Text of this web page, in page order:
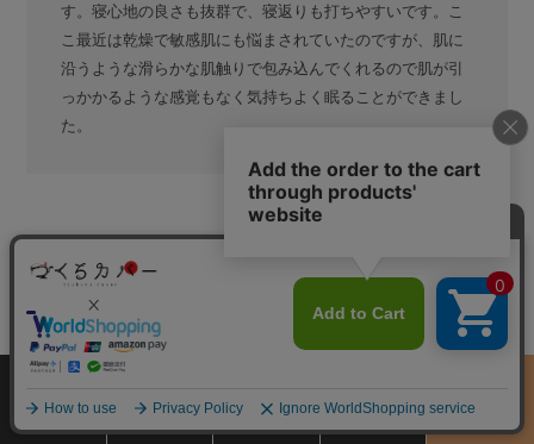
す。寝心地の良さも抜群で、寝返りも打ちやすいです。こ
こ最近は乾燥で敏感肌にも悩まされていたのですが、肌に
沿うような滑らかな肌触りで包み込んでくれるので肌が引
っかかるような感覚もなく気持ちよく眠ることができまし
た。
染め、織り、加工すべて日本で
MADE IN JAPAN
商品をさがす
サイズ
お買物ガイド カート